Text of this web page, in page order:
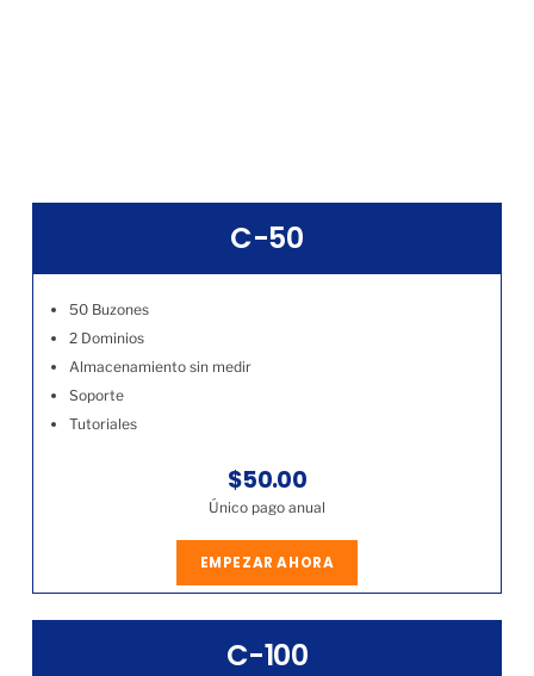
C-50
50 Buzones
2 Dominios
Almacenamiento sin medir
Soporte
Tutoriales
$50.00
Único pago anual
EMPEZAR AHORA
C-100